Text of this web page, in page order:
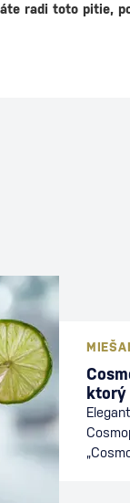
radi toto pitie,
ktorý